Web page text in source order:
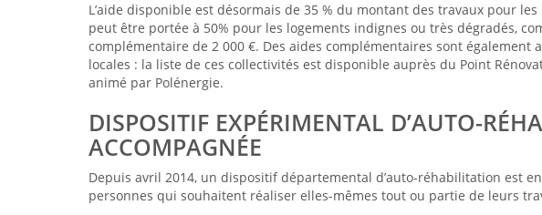
L’aide disponible est désormais de 35 % du montant des travaux pour
peut être portée à 50% pour les logements indignes ou très dégradés,
complémentaire de 2 000 €. Des aides complémentaires sont également
locales : la liste de ces collectivités est disponible auprès du Point
animé par Polénergie.
DISPOSITIF EXPÉRIMENTAL D’AUTO-
ACCOMPAGNÉE
Depuis avril 2014, un dispositif départemental d’auto-réhabilitation est
personnes qui souhaitent réaliser elles-mêmes tout ou partie de leurs